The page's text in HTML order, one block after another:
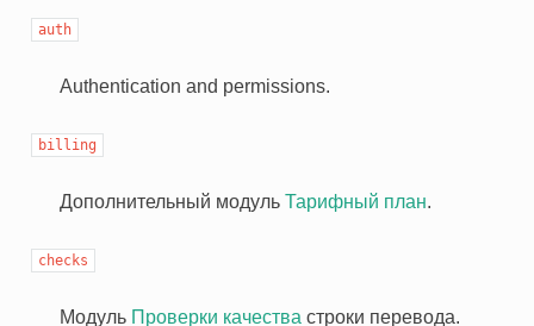
auth
Authentication and permissions.
billing
Дополнительный модуль Тарифный план.
checks
Модуль Проверки качества строки перевода.